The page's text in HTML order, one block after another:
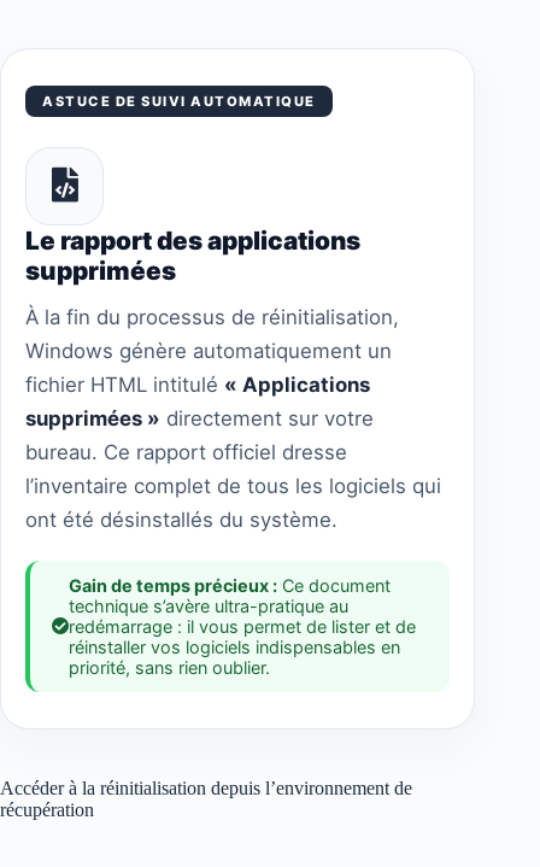
ASTUCE DE SUIVI AUTOMATIQUE
Le rapport des applications
supprimées
À la fin du processus de réinitialisation,
Windows génère automatiquement un
fichier HTML intitulé « Applications
supprimées » directement sur votre
bureau. Ce rapport officiel dresse
l’inventaire complet de tous les logiciels qui
ont été désinstallés du système.
Gain de temps précieux : Ce document
technique s’avère ultra-pratique au
redémarrage : il vous permet de lister et de
réinstaller vos logiciels indispensables en
priorité, sans rien oublier.
Accéder à la réinitialisation depuis l’environnement de
récupération